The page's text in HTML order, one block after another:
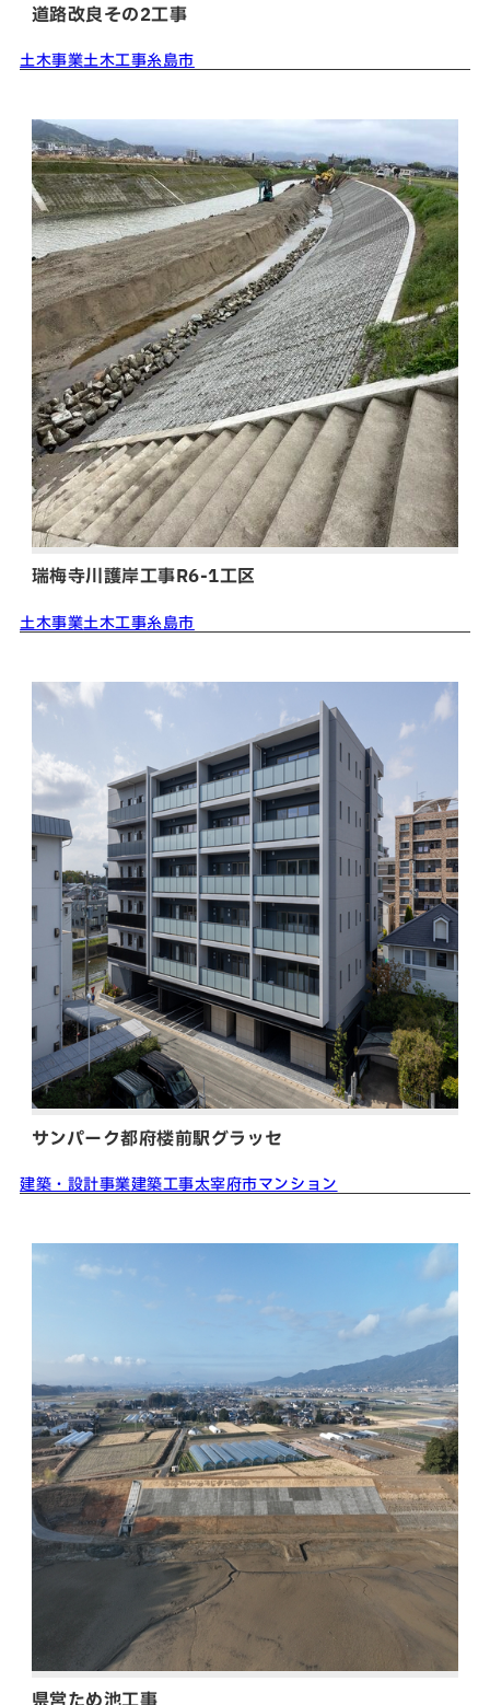
道路改良その2工事
土木事業土木工事糸島市
瑞梅寺川護岸工事R6-1工区
土木事業土木工事糸島市
サンパーク都府楼前駅グラッセ
建築・設計事業建築工事太宰府市マンション